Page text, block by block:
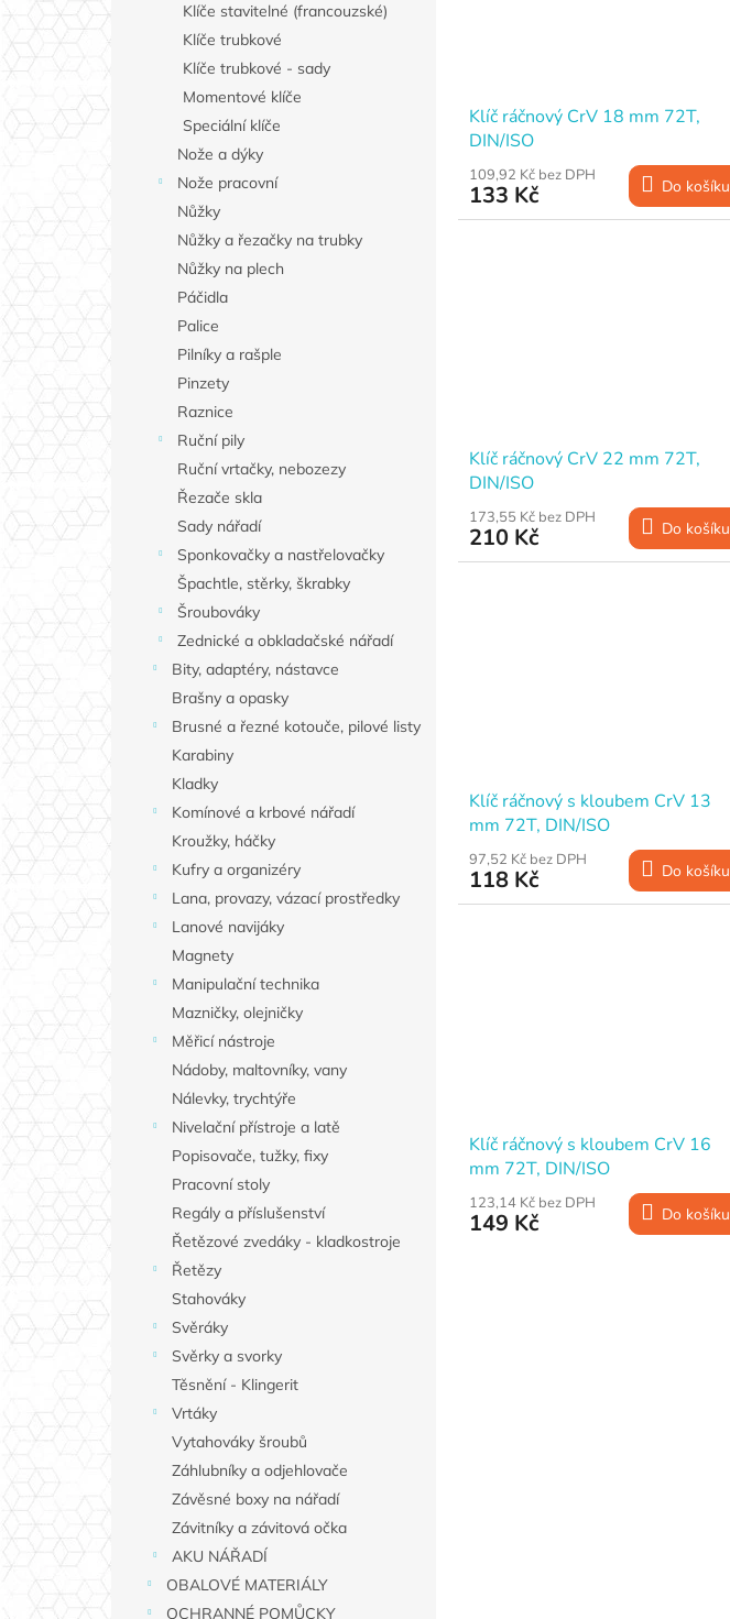
Klíče stavitelné (francouzské)
Klíče trubkové
Klíče trubkové - sady
Momentové klíče
Speciální klíče
Nože a dýky
Nože pracovní
Nůžky
Nůžky a řezačky na trubky
Nůžky na plech
Páčidla
Palice
Pilníky a rašple
Pinzety
Raznice
Ruční pily
Ruční vrtačky, nebozezy
Řezače skla
Sady nářadí
Sponkovačky a nastřelovačky
Špachtle, stěrky, škrabky
Šroubováky
Zednické a obkladačské nářadí
Bity, adaptéry, nástavce
Brašny a opasky
Brusné a řezné kotouče, pilové listy
Karabiny
Kladky
Komínové a krbové nářadí
Kroužky, háčky
Kufry a organizéry
Lana, provazy, vázací prostředky
Lanové navijáky
Magnety
Manipulační technika
Mazničky, olejničky
Měřicí nástroje
Nádoby, maltovníky, vany
Nálevky, trychtýře
Nivelační přístroje a latě
Popisovače, tužky, fixy
Pracovní stoly
Regály a příslušenství
Řetězové zvedáky - kladkostroje
Řetězy
Stahováky
Svěráky
Svěrky a svorky
Těsnění - Klingerit
Vrtáky
Vytahováky šroubů
Záhlubníky a odjehlovače
Závěsné boxy na nářadí
Závitníky a závitová očka
AKU NÁŘADÍ
OBALOVÉ MATERIÁLY
OCHRANNÉ POMŮCKY
Klíč ráčnový CrV 18 mm 72T,
DIN/ISO
109,92 Kč bez DPH
133 Kč Do košíku
Klíč ráčnový CrV 22 mm 72T,
DIN/ISO
173,55 Kč bez DPH
210 Kč Do košíku
Klíč ráčnový s kloubem CrV 13
mm 72T, DIN/ISO
97,52 Kč bez DPH
118 Kč Do košíku
Klíč ráčnový s kloubem CrV 16
mm 72T, DIN/ISO
123,14 Kč bez DPH
149 Kč Do košíku